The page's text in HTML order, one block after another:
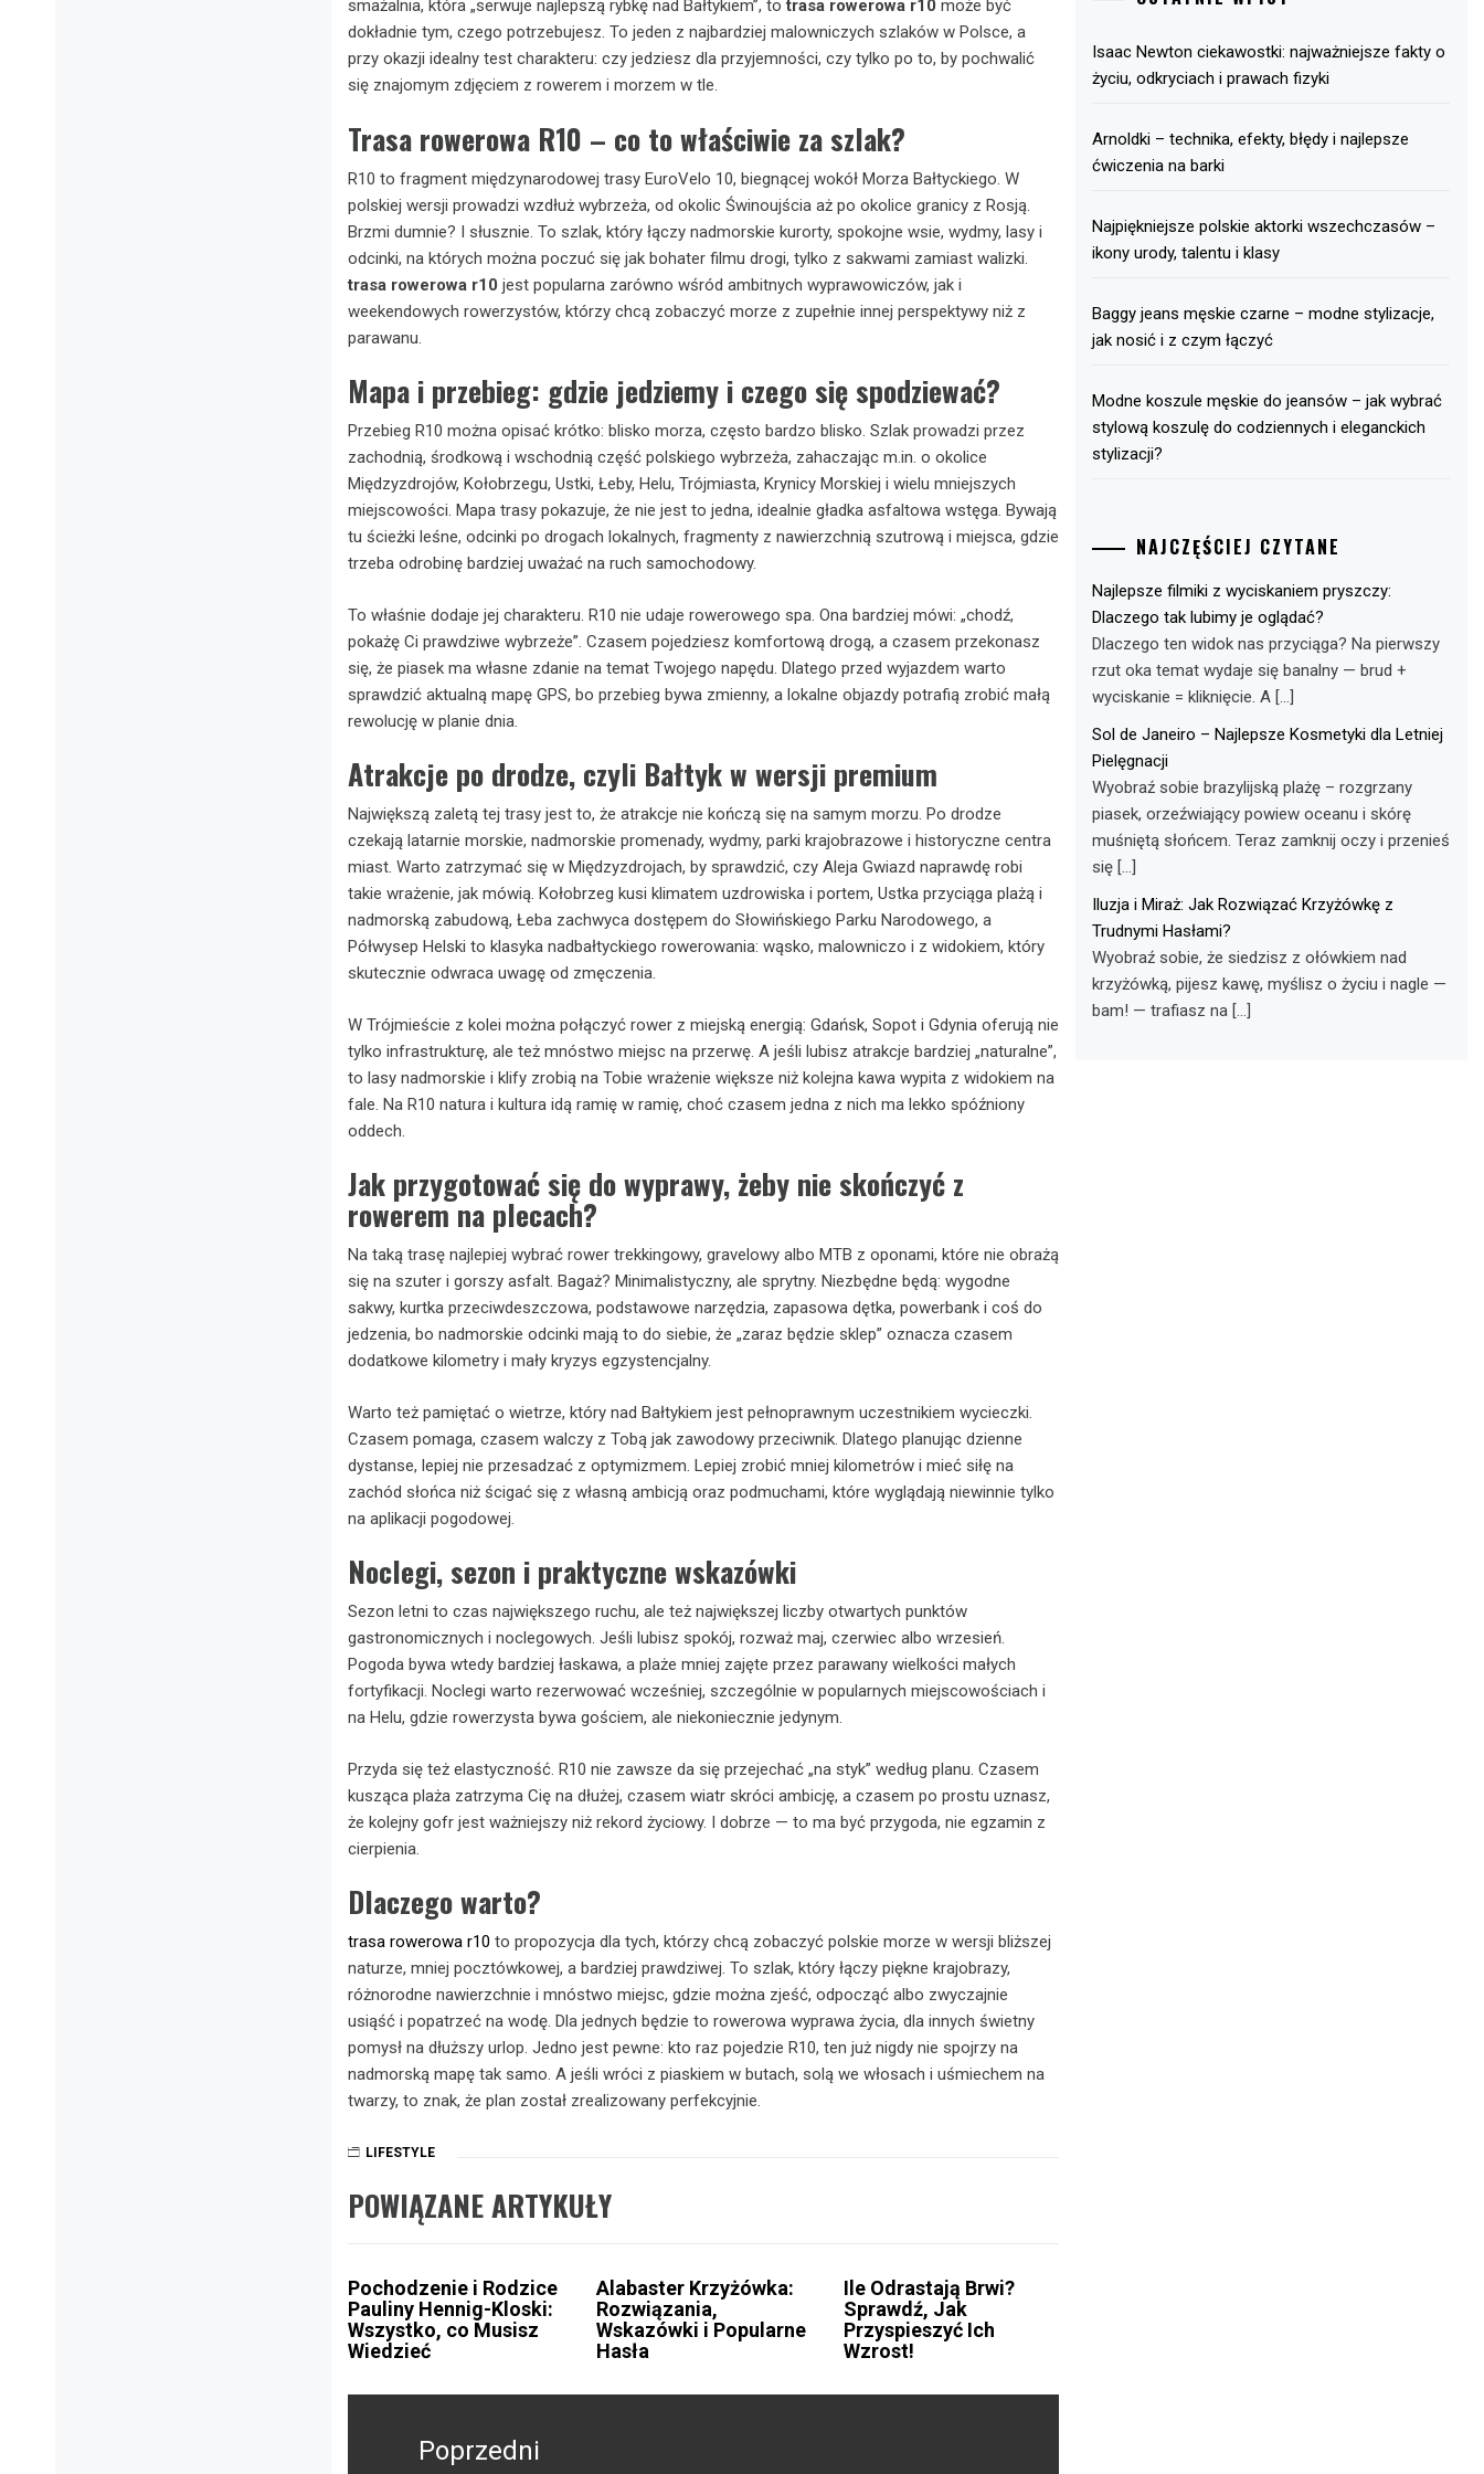
smażalnia, która „serwuje najlepszą rybkę nad Bałtykiem”, totrasa rowerowa r10 może być
dokładnie tym, czego potrzebujesz. To jeden z najbardziej malowniczych szlaków w Polsce, a
przy okazji idealny test charakteru: czy jedziesz dla przyjemności, czy tylko po to, by pochwalić
się znajomym zdjęciem z rowerem i morzem w tle.
Trasa rowerowa R10 – co to właściwie za szlak?
R10 to fragment międzynarodowej trasy EuroVelo 10, biegnącej wokół Morza Bałtyckiego. W
polskiej wersji prowadzi wzdłuż wybrzeża, od okolic Świnoujścia aż po okolice granicy z Rosją.
Brzmi dumnie? I słusznie. To szlak, który łączy nadmorskie kurorty, spokojne wsie, wydmy, lasy i
odcinki, na których można poczuć się jak bohater filmu drogi, tylko z sakwami zamiast walizki.
trasa rowerowa r10 jest popularna zarówno wśród ambitnych wyprawowiczów, jak i
weekendowych rowerzystów, którzy chcą zobaczyć morze z zupełnie innej perspektywy niż z
parawanu.
Mapa i przebieg: gdzie jedziemy i czego się spodziewać?
Przebieg R10 można opisać krótko: blisko morza, często bardzo blisko. Szlak prowadzi przez
zachodnią, środkową i wschodnią część polskiego wybrzeża, zahaczając m.in. o okolice
Międzyzdrojów, Kołobrzegu, Ustki, Łeby, Helu, Trójmiasta, Krynicy Morskiej i wielu mniejszych
miejscowości. Mapa trasy pokazuje, że nie jest to jedna, idealnie gładka asfaltowa wstęga. Bywają
tu ścieżki leśne, odcinki po drogach lokalnych, fragmenty z nawierzchnią szutrową i miejsca, gdzie
trzeba odrobinę bardziej uważać na ruch samochodowy.
To właśnie dodaje jej charakteru. R10 nie udaje rowerowego spa. Ona bardziej mówi: „chodź,
pokażę Ci prawdziwe wybrzeże”. Czasem pojedziesz komfortową drogą, a czasem przekonasz
się, że piasek ma własne zdanie na temat Twojego napędu. Dlatego przed wyjazdem warto
sprawdzić aktualną mapę GPS, bo przebieg bywa zmienny, a lokalne objazdy potrafią zrobić małą
rewolucję w planie dnia.
Atrakcje po drodze, czyli Bałtyk w wersji premium
Największą zaletą tej trasy jest to, że atrakcje nie kończą się na samym morzu. Po drodze
czekają latarnie morskie, nadmorskie promenady, wydmy, parki krajobrazowe i historyczne centra
miast. Warto zatrzymać się w Międzyzdrojach, by sprawdzić, czy Aleja Gwiazd naprawdę robi
takie wrażenie, jak mówią. Kołobrzeg kusi klimatem uzdrowiska i portem, Ustka przyciąga plażą i
nadmorską zabudową, Łeba zachwyca dostępem do Słowińskiego Parku Narodowego, a
Półwysep Helski to klasyka nadbałtyckiego rowerowania: wąsko, malowniczo i z widokiem, który
skutecznie odwraca uwagę od zmęczenia.
W Trójmieście z kolei można połączyć rower z miejską energią: Gdańsk, Sopot i Gdynia oferują nie
tylko infrastrukturę, ale też mnóstwo miejsc na przerwę. A jeśli lubisz atrakcje bardziej „naturalne”,
to lasy nadmorskie i klify zrobią na Tobie wrażenie większe niż kolejna kawa wypita z widokiem na
fale. Na R10 natura i kultura idą ramię w ramię, choć czasem jedna z nich ma lekko spóźniony
oddech.
Jak przygotować się do wyprawy, żeby nie skończyć z
rowerem na plecach?
Na taką trasę najlepiej wybrać rower trekkingowy, gravelowy albo MTB z oponami, które nie obrażą
się na szuter i gorszy asfalt. Bagaż? Minimalistyczny, ale sprytny. Niezbędne będą: wygodne
sakwy, kurtka przeciwdeszczowa, podstawowe narzędzia, zapasowa dętka, powerbank i coś do
jedzenia, bo nadmorskie odcinki mają to do siebie, że „zaraz będzie sklep” oznacza czasem
dodatkowe kilometry i mały kryzys egzystencjalny.
Warto też pamiętać o wietrze, który nad Bałtykiem jest pełnoprawnym uczestnikiem wycieczki.
Czasem pomaga, czasem walczy z Tobą jak zawodowy przeciwnik. Dlatego planując dzienne
dystanse, lepiej nie przesadzać z optymizmem. Lepiej zrobić mniej kilometrów i mieć siłę na
zachód słońca niż ścigać się z własną ambicją oraz podmuchami, które wyglądają niewinnie tylko
na aplikacji pogodowej.
Noclegi, sezon i praktyczne wskazówki
Sezon letni to czas największego ruchu, ale też największej liczby otwartych punktów
gastronomicznych i noclegowych. Jeśli lubisz spokój, rozważ maj, czerwiec albo wrzesień.
Pogoda bywa wtedy bardziej łaskawa, a plaże mniej zajęte przez parawany wielkości małych
fortyfikacji. Noclegi warto rezerwować wcześniej, szczególnie w popularnych miejscowościach i
na Helu, gdzie rowerzysta bywa gościem, ale niekoniecznie jedynym.
Przyda się też elastyczność. R10 nie zawsze da się przejechać „na styk” według planu. Czasem
kusząca plaża zatrzyma Cię na dłużej, czasem wiatr skróci ambicję, a czasem po prostu uznasz,
że kolejny gofr jest ważniejszy niż rekord życiowy. I dobrze — to ma być przygoda, nie egzamin z
cierpienia.
Dlaczego warto?
trasa rowerowa r10 to propozycja dla tych, którzy chcą zobaczyć polskie morze w wersji bliższej
naturze, mniej pocztówkowej, a bardziej prawdziwej. To szlak, który łączy piękne krajobrazy,
różnorodne nawierzchnie i mnóstwo miejsc, gdzie można zjeść, odpocząć albo zwyczajnie
usiąść i popatrzeć na wodę. Dla jednych będzie to rowerowa wyprawa życia, dla innych świetny
pomysł na dłuższy urlop. Jedno jest pewne: kto raz pojedzie R10, ten już nigdy nie spojrzy na
nadmorską mapę tak samo. A jeśli wróci z piaskiem w butach, solą we włosach i uśmiechem na
twarzy, to znak, że plan został zrealizowany perfekcyjnie.
LIFESTYLE
POWIĄZANE ARTYKUŁY
Pochodzenie i Rodzice
Pauliny Hennig-Kloski:
Wszystko, co Musisz
Wiedzieć
Alabaster Krzyżówka:
Rozwiązania,
Wskazówki i Popularne
Hasła
Ile Odrastają Brwi?
Sprawdź, Jak
Przyspieszyć Ich
Wzrost!
Nawigacja
Poprzedni
Isaac Newton ciekawostki: najważniejsze fakty o
życiu, odkryciach i prawach fizyki
Arnoldki – technika, efekty, błędy i najlepsze
ćwiczenia na barki
Najpiękniejsze polskie aktorki wszechczasów –
ikony urody, talentu i klasy
Baggy jeans męskie czarne – modne stylizacje,
jak nosić i z czym łączyć
Modne koszule męskie do jeansów – jak wybrać
stylową koszulę do codziennych i eleganckich
stylizacji?
NAJCZĘŚCIEJ CZYTANE
Najlepsze filmiki z wyciskaniem pryszczy:
Dlaczego tak lubimy je oglądać?
Dlaczego ten widok nas przyciąga? Na pierwszy
rzut oka temat wydaje się banalny — brud +
wyciskanie = kliknięcie. A […]
Sol de Janeiro – Najlepsze Kosmetyki dla Letniej
Pielęgnacji
Wyobraź sobie brazylijską plażę – rozgrzany
piasek, orzeźwiający powiew oceanu i skórę
muśniętą słońcem. Teraz zamknij oczy i przenieś
się […]
Iluzja i Miraż: Jak Rozwiązać Krzyżówkę z
Trudnymi Hasłami?
Wyobraź sobie, że siedzisz z ołówkiem nad
krzyżówką, pijesz kawę, myślisz o życiu i nagle —
bam! — trafiasz na […]